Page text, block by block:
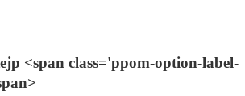
<span class='ppom-option-label-